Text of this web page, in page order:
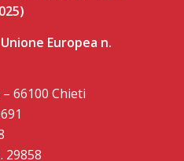
Europea n.
66100 Chieti
29858